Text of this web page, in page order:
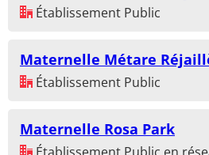
Établissement Public
Maternelle Métare
Établissement Public
Maternelle Rosa Park